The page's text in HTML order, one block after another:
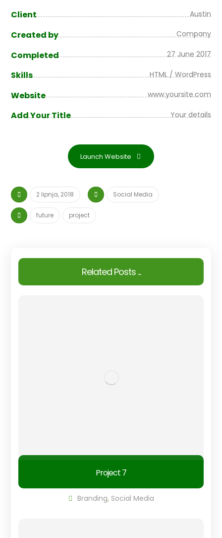
Client Austin
Created by Company
Completed 27 June 2017
Skills HTML / WordPress
Website www.yoursite.com
Add Your Title Your details
Launch Website
2 lipnja, 2018 Social Media
future project
Related Posts ...
Project 7
Branding, Social Media